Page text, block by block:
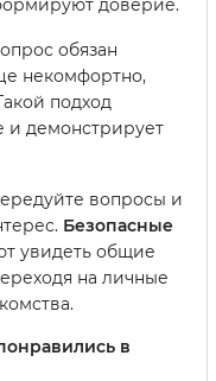
обязан
некомфортно,
подход
и демонстрирует
вопросы и
Безопасные
увидеть общие
на личные
в